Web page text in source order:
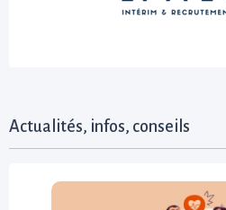
Actualités, infos, conseils